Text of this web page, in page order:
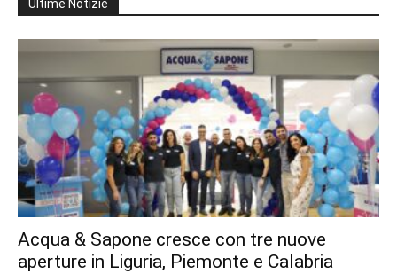
Ultime Notizie
Acqua & Sapone cresce con tre nuove
aperture in Liguria, Piemonte e Calabria